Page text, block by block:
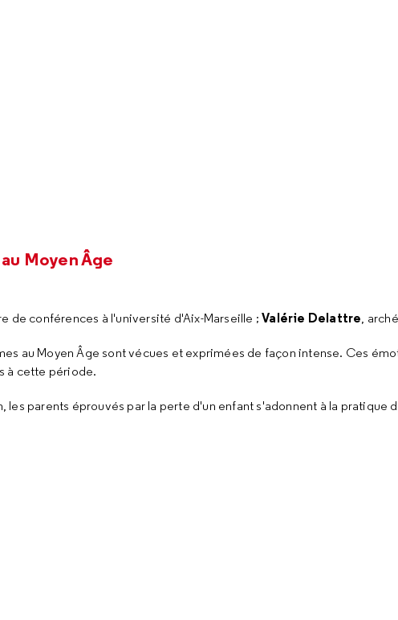
Moyen Âge
de conférences à l'université d'Aix-Marseille ;Valérie Delattre,
au Moyen Âge sont vécues et exprimées de façon intense. Ces
à cette période.
les parents éprouvés par la perte d'un enfant s'adonnent à la pratique